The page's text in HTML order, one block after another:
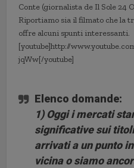
Conte (giornalista de Il Sole 24
Riportiamo sia il filmato che la
offre alcuni spunti interessanti.
[youtube]http://
jqWw[/youtube]
Elenco domande:
1) Oggi i mercati
significative sui
arrivati a un punto
vicina o siamo